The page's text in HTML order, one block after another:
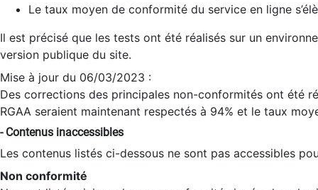
Le taux moyen de conformité du service en ligne
Il est précisé que les tests ont été réalisés sur un
version publique du site.
Mise à jour du 06/03/2023 :
Des corrections des principales non-conformités ont été
RGAA seraient maintenant respectés à 94% et le taux
- Contenus inaccessibles
Les contenus listés ci-dessous ne sont pas accessibles
Non conformité